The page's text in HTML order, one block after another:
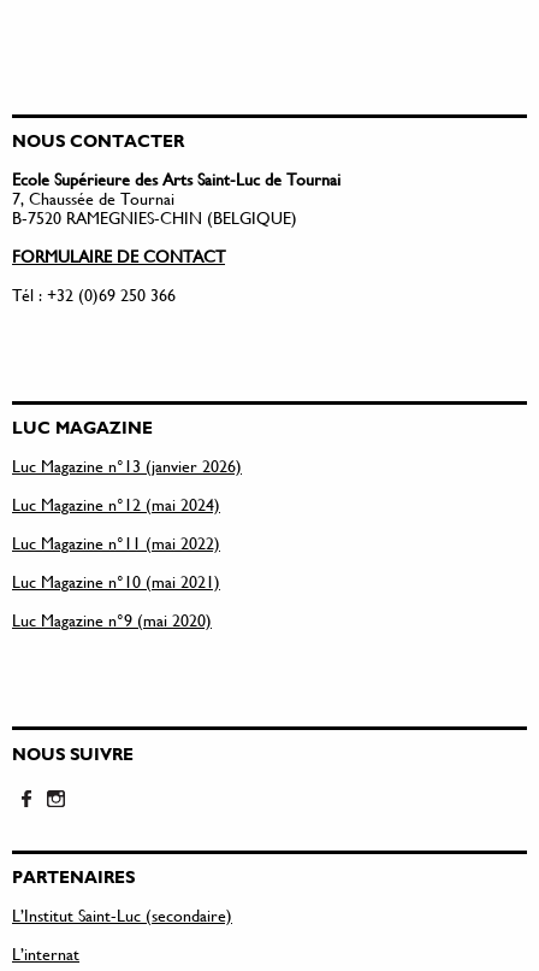
NOUS CONTACTER
Ecole Supérieure des Arts Saint-Luc de Tournai
7, Chaussée de Tournai
B-7520 RAMEGNIES-CHIN (BELGIQUE)
FORMULAIRE DE CONTACT
Tél : +32 (0)69 250 366
LUC MAGAZINE
Luc Magazine n°13 (janvier 2026)
Luc Magazine n°12 (mai 2024)
Luc Magazine n°11 (mai 2022)
Luc Magazine n°10 (mai 2021)
Luc Magazine n°9 (mai 2020)
NOUS SUIVRE
PARTENAIRES
L’Institut Saint-Luc (secondaire)
L’internat